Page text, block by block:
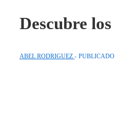
Descubre
ABEL RODRIGUEZ